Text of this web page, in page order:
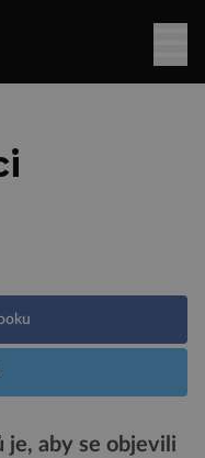
je, aby se objevili